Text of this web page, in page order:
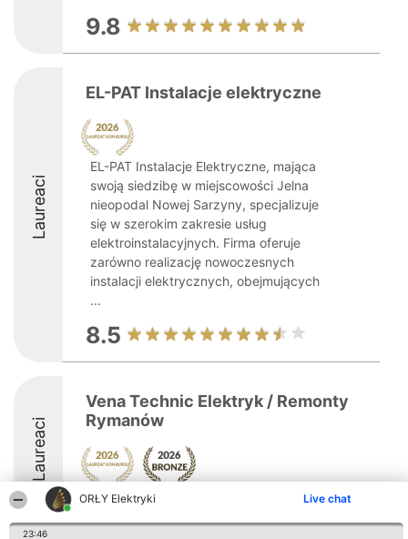
ORŁY Elektryki Live chat
23:46
9.8
Laureaci
EL-PAT Instalacje elektryczne
EL-PAT Instalacje Elektryczne, mająca
swoją siedzibę w miejscowości Jelna
nieopodal Nowej Sarzyny, specjalizuje
się w szerokim zakresie usług
elektroinstalacyjnych. Firma oferuje
zarówno realizację nowoczesnych
instalacji elektrycznych, obejmujących
...
8.5
Laureaci
Vena Technic Elektryk / Remonty
Rymanów
8.6